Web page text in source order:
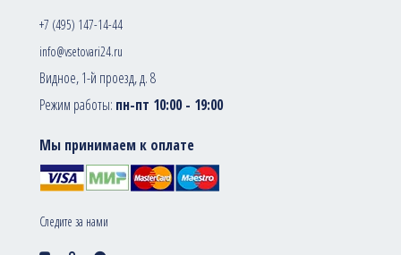
+7 (495) 147-14-44
info@vsetovari24.ru
Видное, 1-й проезд, д. 8
Режим работы: пн-пт 10:00 - 19:00
Мы принимаем к оплате
Следите за нами